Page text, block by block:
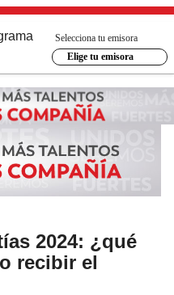
Selecciona tu emisora
Elige tu emisora
2024: ¿qué
recibir el